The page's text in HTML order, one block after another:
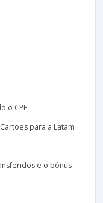
o CPF
para a Latam
e o bônus